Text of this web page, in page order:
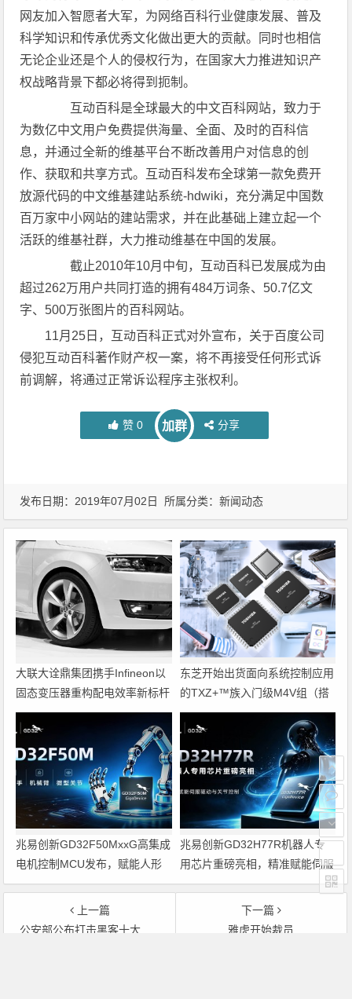
网友加入智愿者大军，为网络百科行业健康发展、普及
科学知识和传承优秀文化做出更大的贡献。同时也相信
无论企业还是个人的侵权行为，在国家大力推进知识产
权战略背景下都必将得到扼制。
互动百科是全球最大的中文百科网站，致力于
为数亿中文用户免费提供海量、全面、及时的百科信
息，并通过全新的维基平台不断改善用户对信息的创
作、获取和共享方式。互动百科发布全球第一款免费开
放源代码的中文维基建站系统-hdwiki，充分满足中国数
百万家中小网站的建站需求，并在此基础上建立起一个
活跃的维基社群，大力推动维基在中国的发展。
截止2010年10月中旬，互动百科已发展成为由
超过262万用户共同打造的拥有484万词条、50.7亿文
字、500万张图片的百科网站。
11月25日，互动百科正式对外宣布，关于百度公司
侵犯互动百科著作财产权一案，将不再接受任何形式诉
前调解，将通过正常诉讼程序主张权利。
赞 0 加群 分享
发布日期：2019年07月02日 所属分类：新闻动态
大联大诠鼎集团携手Infineon以
固态变压器重构配电效率新标杆
东芝开始出货面向系统控制应用
的TXZ+™族入门级M4V组（搭
载Arm Cortex‑M4内核的标准微
控制器）工程样品
兆易创新GD32F50MxxG高集成
电机控制MCU发布，赋能人形
机器人关节驱动革新
兆易创新GD32H77R机器人专
用芯片重磅亮相，精准赋能伺服
驱动与关节控制
上一篇
公安部公布打击黑客十大典型案例
下一篇
雅虎开始裁员